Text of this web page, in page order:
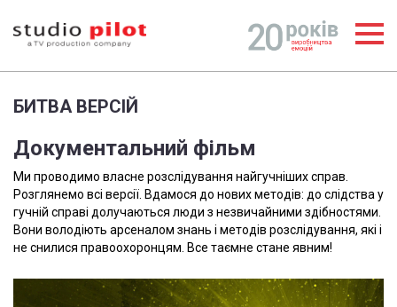
БИТВА ВЕРСІЙ
Документальний фільм
Ми проводимо власне розслідування найгучніших справ.
Розглянемо всі версії. Вдамося до нових методів: до слідства у
гучній справі долучаються люди з незвичайними здібностями.
Вони володіють арсеналом знань і методів розслідування, які і
не снилися правоохоронцям. Все таємне стане явним!